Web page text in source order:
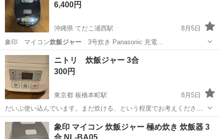
量：1.0L（5.5...
6,400円
沖縄県 てだこ浦西駅
8月5日
象印 マイコン炊飯ジャー3号炊き Panasonic 充電…
沖縄 中頭郡 てだこ浦西駅 生活家電
ニトリ 炊飯ジャー 3合
300円
東京都 板橋本町駅
8月5日
だいぶ使い込んでいます。まだ炊ける、という程度でお考えくださ
い。 2015年製です。 機能は全て問題なく使えますが、時間表示はズ
レています。 (設定したら治るかもしれません) ノークレーム・ノーリ
東京 板橋区 板橋本町駅 キッチン家電
象印 マイコン 炊飯ジャー 極め炊き 炊飯器 3
合 NL-BA05